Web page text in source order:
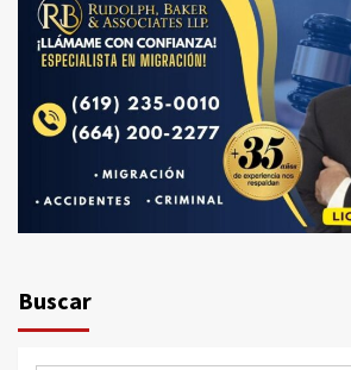
Buscar